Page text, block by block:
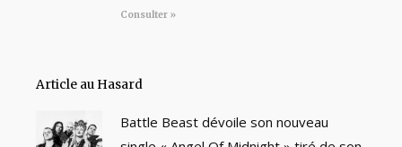
Consulter »
Article au Hasard
Battle Beast dévoile son nouveau